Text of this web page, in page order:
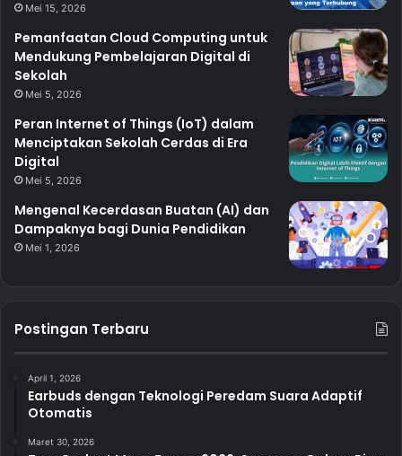
Mei 15, 2026
Pemanfaatan Cloud Computing untuk
Mendukung Pembelajaran Digital di
Sekolah
Mei 5, 2026
Peran Internet of Things (IoT) dalam
Menciptakan Sekolah Cerdas di Era
Digital
Mei 5, 2026
Mengenal Kecerdasan Buatan (AI) dan
Dampaknya bagi Dunia Pendidikan
Mei 1, 2026
Postingan Terbaru
April 1, 2026
Earbuds dengan Teknologi Peredam Suara Adaptif
Otomatis
Maret 30, 2026